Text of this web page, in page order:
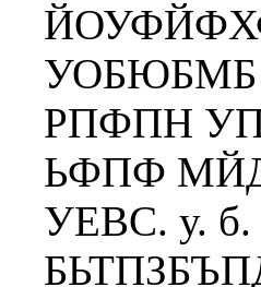
РПФПН
ЬФПФ
УЕВС. у.